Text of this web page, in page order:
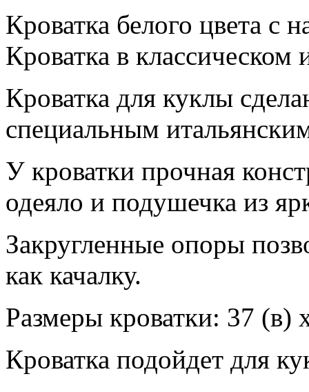
Кроватка белого цвета с
Кроватка в классическом
Кроватка для куклы
специальным
У кроватки прочная
одеяло и подушечка из
Закругленные опоры
как качалку.
Размеры кроватки: 37
Кроватка подойдет для